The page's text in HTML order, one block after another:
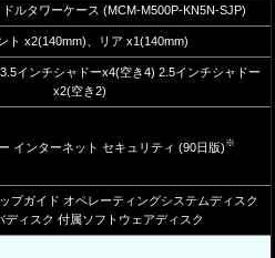
ルタワーケース (MCM-M500P-KN5N-SJP)
ト x2(140mm)、リア x1(140mm)
インチシャドーx4(空き4) 2.5インチシャドー
x2(空き2)
インターネット セキュリティ (90日版) ※
プガイド オペレーティングシステムディスク
ディスク 付属ソフトウェアディスク